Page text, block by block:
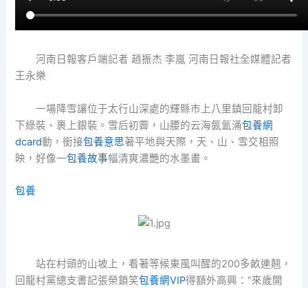
河南日報客戶端記者 趙振杰 李嵐 河南日報社全媒體記者
王永樂
一場降雪讓位于太行山深處的輝縣市上八里鎮回龍村卸
下綠裝、裹上銀裝。雪后初霽，山腰的云海氤氳涌包養網
dcard動，銜接包養意思著平地與天際，天、山、雪交相照
映，好像一包養故事幅清爽濃艷的水墨畫。
包養
站在村頭的山坡上，看著等候東風叫醒的200多畝連翹，
回龍村黨總支書記張榮鎖笑包養網VIP得額外高興：“來歲開